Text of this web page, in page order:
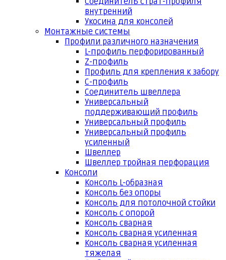
внутренний
Укосина для консолей
Монтажные системы
Профили различного назначения
L-профиль перфорированный
Z-профиль
Профиль для крепления к забору
С-профиль
Соединитель швеллера
Универсальный
поддерживающий профиль
Универсальный профиль
Универсальный профиль
усиленный
Швеллер
Швеллер тройная перфорация
Консоли
Консоль L-образная
Консоль без опоры
Консоль для потолочной стойки
Консоль с опорой
Консоль сварная
Консоль сварная усиленная
Консоль сварная усиленная
тяжелая